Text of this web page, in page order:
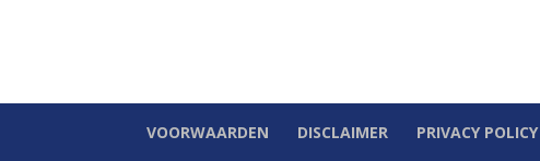
VOORWAARDEN DISCLAIMER PRIVACY POLICY